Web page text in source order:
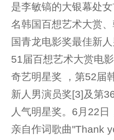
是李敏镐的大银幕处
名韩国百想艺术大赏
国青龙电影奖最佳新
51届百想艺术大赏电
奇艺明星奖 ，第52届
新人男演员奖[3]及第
人气明星奖。6月22
亲自作词歌曲"Thank